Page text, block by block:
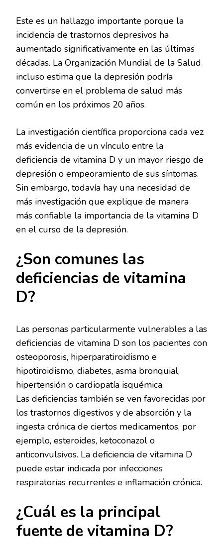
Este es un hallazgo importante porque la
incidencia de trastornos depresivos ha
aumentado significativamente en las últimas
décadas. La Organización Mundial de la Salud
incluso estima que la depresión podría
convertirse en el problema de salud más
común en los próximos 20 años.
La investigación científica proporciona cada vez
más evidencia de un vínculo entre la
deficiencia de vitamina D y un mayor riesgo de
depresión o empeoramiento de sus síntomas.
Sin embargo, todavía hay una necesidad de
más investigación que explique de manera
más confiable la importancia de la vitamina D
en el curso de la depresión.
¿Son comunes las
deficiencias de vitamina
D?
Las personas particularmente vulnerables a las
deficiencias de vitamina D son los pacientes con
osteoporosis, hiperparatiroidismo e
hipotiroidismo, diabetes, asma bronquial,
hipertensión o cardiopatía isquémica.
Las deficiencias también se ven favorecidas por
los trastornos digestivos y de absorción y la
ingesta crónica de ciertos medicamentos, por
ejemplo, esteroides, ketoconazol o
anticonvulsivos. La deficiencia de vitamina D
puede estar indicada por infecciones
respiratorias recurrentes e inflamación crónica.
¿Cuál es la principal
fuente de vitamina D?